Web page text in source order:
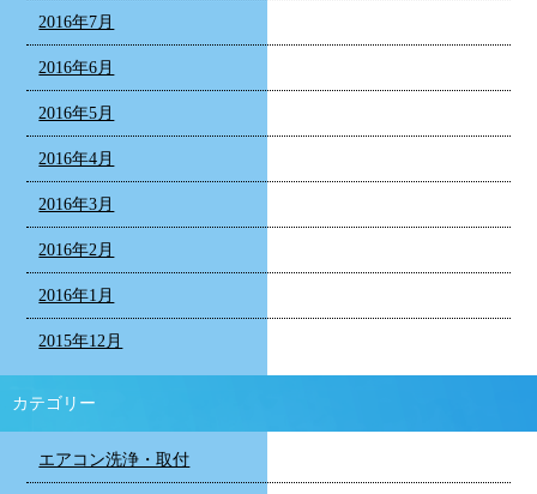
2016年7月
2016年6月
2016年5月
2016年4月
2016年3月
2016年2月
2016年1月
2015年12月
カテゴリー
エアコン洗浄・取付